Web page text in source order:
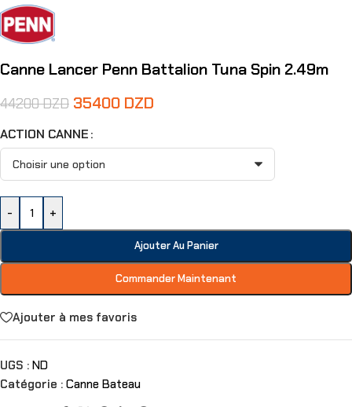
Canne Lancer Penn Battalion Tuna Spin 2.49m
44200DZD 35400 DZD
ACTION CANNE
- +
Ajouter Au Panier
Commander Maintenant
Ajouter à mes favoris
UGS : ND
Catégorie : Canne Bateau